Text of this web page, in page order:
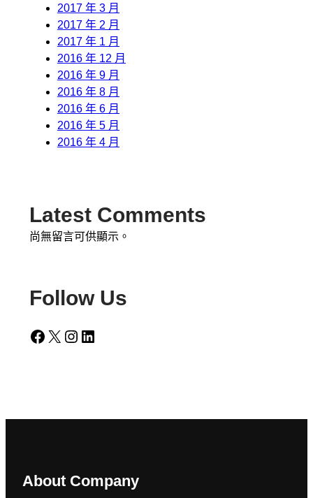
2017 年 3 月
2017 年 2 月
2017 年 1 月
2016 年 12 月
2016 年 9 月
2016 年 8 月
2016 年 6 月
2016 年 5 月
2016 年 4 月
Latest Comments
尚無留言可供顯示。
Follow Us
Facebook X Instagram LinkedIn
About Company